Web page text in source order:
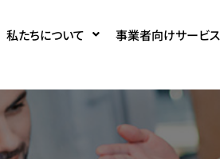
私たちについて 事業者向けサービス